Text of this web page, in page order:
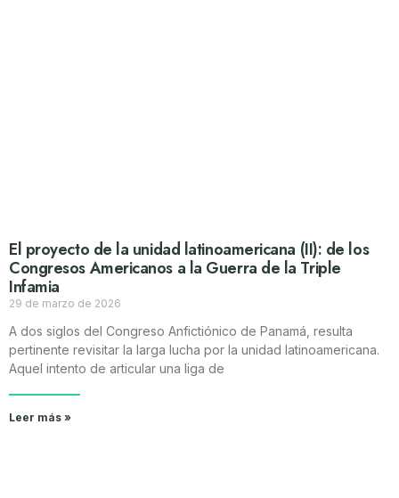
El proyecto de la unidad latinoamericana (II): de los
Congresos Americanos a la Guerra de la Triple
Infamia
29 de marzo de 2026
A dos siglos del Congreso Anfictiónico de Panamá, resulta
pertinente revisitar la larga lucha por la unidad latinoamericana.
Aquel intento de articular una liga de
Leer más »